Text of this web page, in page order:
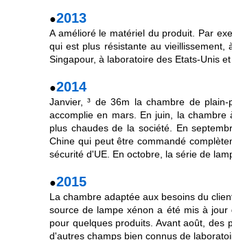
●2013
A amélioré le matériel du produit. Par
qui est plus résistante au
Singapour, à laboratoire des Etats-Unis
●2014
Janvier, ³ de 36m la chambre de
accomplie en mars. En juin, la
plus chaudes de la société. En
Chine qui peut être commandé
sécurité d'UE. En octobre, la série de
●2015
La chambre adaptée aux besoins du
source de lampe xénon a été mis à
pour quelques produits. Avant août, des
d'autres champs bien connus de